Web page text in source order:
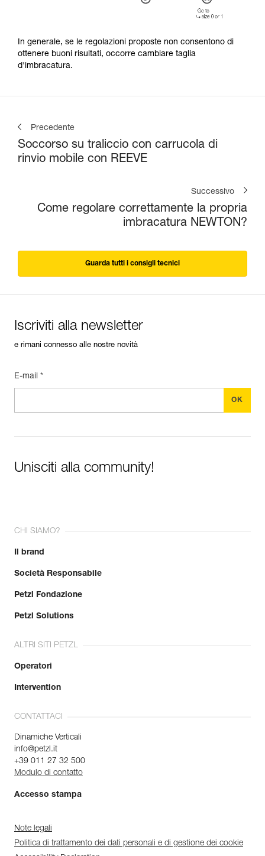
In generale, se le regolazioni proposte non consentono di
ottenere buoni risultati, occorre cambiare taglia
d'imbracatura.
Precedente
Soccorso su traliccio con carrucola di
rinvio mobile con REEVE
Successivo
Come regolare correttamente la propria
imbracatura NEWTON?
Guarda tutti i consigli tecnici
Iscriviti alla newsletter
e rimani connesso alle nostre novità
E-mail *
Unisciti alla community!
CHI SIAMO?
Il brand
Società Responsabile
Petzl Fondazione
Petzl Solutions
ALTRI SITI PETZL
Operatori
Intervention
CONTATTACI
Dinamiche Verticali
info@petzl.it
+39 011 27 32 500
Modulo di contatto
Accesso stampa
Note legali
Politica di trattamento dei dati personali e di gestione dei cookie